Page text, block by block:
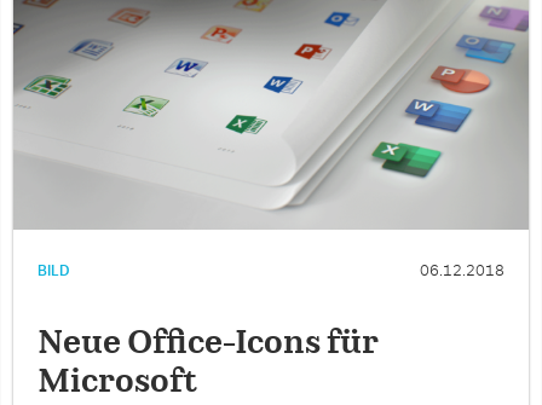
BILD 06.12.2018
Neue Office-Icons für
Microsoft